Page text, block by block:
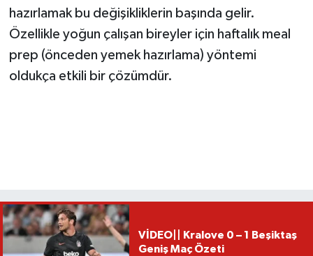
hazırlamak bu değişikliklerin başında gelir.
Özellikle yoğun çalışan bireyler için haftalık meal
prep (önceden yemek hazırlama) yöntemi
oldukça etkili bir çözümdür.
VİDEO|| Kralove 0 – 1 Beşiktaş
Geniş Maç Özeti